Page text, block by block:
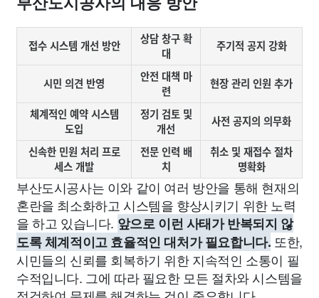
접수 시스템 개선 방안
상담 창구 확
대
주기적 공지 강화
시민 의견 반영
안전 대책 마
련
현장 관리 인원 추가
체계적인 예약 시스템
도입
정기 검토 및
개선
사전 공지의 의무화
신속한 민원 처리 프로
세스 개발
전문 인력 배
치
취소 및 재접수 절차
명확화
부산도시공사는 이와 같이 여러 방안을 통해 현재의
혼란을 최소화하고 시스템을 향상시키기 위한 노력
을 하고 있습니다. 앞으로 이런 사태가 반복되지 않
도록 체계적이고 효율적인 대처가 필요합니다. 또한,
시민들의 신뢰를 회복하기 위한 지속적인 소통이 필
수적입니다. 그에 따라 필요한 모든 절차와 시스템을